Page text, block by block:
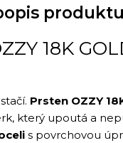
produktu
18K
Prsten OZZY
který upoutá a
s povrchovou